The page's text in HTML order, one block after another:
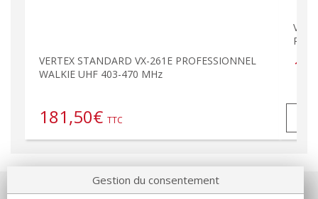
VERTEX STANDARD VX-261E PROFESSIONNEL
WALKIE UHF 403-470 MHz
181,50€ TTC
Gestion du consentement